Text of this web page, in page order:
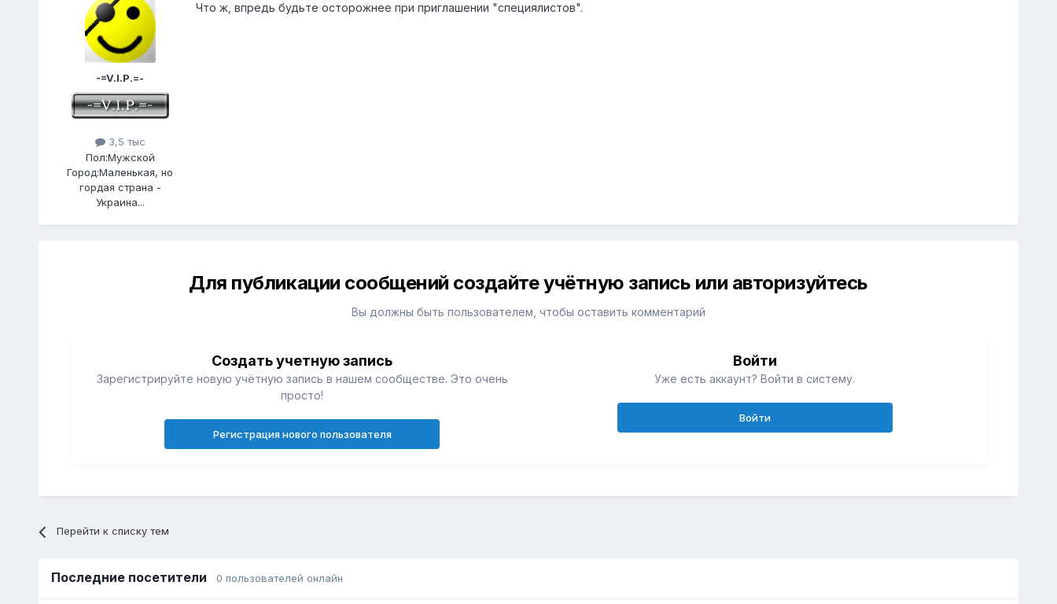
-=V.I.P.=-
3,5 тыс
Пол:Мужской
Город:Маленькая, но
гордая страна -
Украина...
Что ж, впредь будьте осторожнее при приглашении "специялистов".
Для публикации сообщений создайте учётную запись или авторизуйтесь
Вы должны быть пользователем, чтобы оставить комментарий
Создать учетную запись
Зарегистрируйте новую учётную запись в нашем сообществе. Это очень
просто!
Регистрация нового пользователя
Войти
Уже есть аккаунт? Войти в систему.
Войти
Перейти к списку тем
Последние посетители 0 пользователей онлайн